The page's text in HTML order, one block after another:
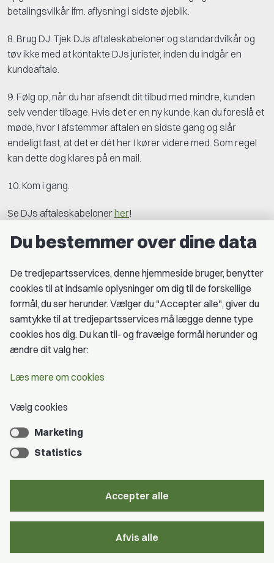
betalingsvilkår ifm. aflysning i sidste øjeblik.
8. Brug DJ. Tjek DJs aftaleskabeloner og standardvilkår og
tøv ikke med at kontakte DJs jurister, inden du indgår en
kundeaftale.
9. Følg op, når du har afsendt dit tilbud med mindre, kunden
selv vender tilbage. Hvis det er en ny kunde, kan du foreslå et
møde, hvor I afstemmer aftalen en sidste gang og slår
endeligt fast, at det er dét her I kører videre med. Som regel
kan dette dog klares på en mail.
10. Kom i gang.
Se DJs aftaleskabelonerher!
Se mere om at sætte din pris og lave gode aftaler
FreelanceGruppen | Gammel Strand 46 | 1202
Email:webredaktion@freelancegruppen.dk
Gammel Strand 46
Du bestemmer over dine data
De tredjepartsservices, denne hjemmeside bruger, benytter
cookies til at indsamle oplysninger om dig til de forskellige
formål, du ser herunder. Vælger du "Accepter alle", giver du
samtykke til at tredjepartsservices må lægge denne type
cookies hos dig. Du kan til- og fravælge formål herunder og
ændre dit valg her:
Læs mere om cookies
Vælg cookies
Marketing
Statistics
Accepter alle
Afvis alle